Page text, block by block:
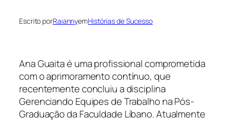
Escrito porRaiannyemHistórias de Sucesso
Ana Guaita é uma profissional comprometida
com o aprimoramento contínuo, que
recentemente concluiu a disciplina
Gerenciando Equipes de Trabalho na Pós-
Graduação da Faculdade Líbano. Atualmente